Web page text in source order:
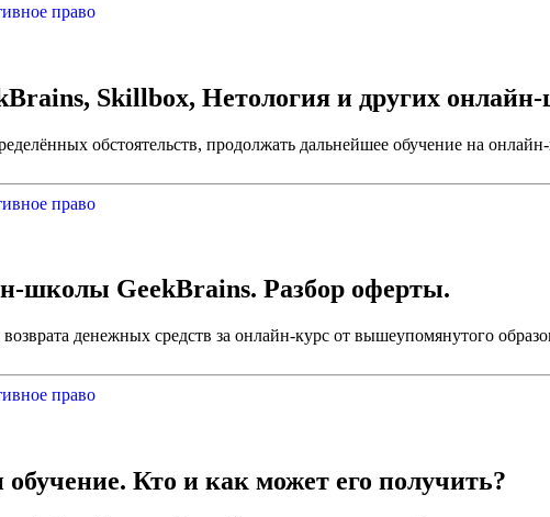
право
Skillbox, Нетология и других
обстоятельств, продолжать дальнейшее обучение на
право
школы GeekBrains. Разбор оферты.
денежных средств за онлайн-курс от вышеупомянутого
право
Кто и как может его получить?